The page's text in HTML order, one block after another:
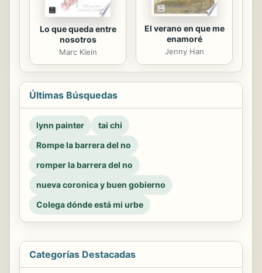
Lo que queda entre
nosotros
Marc Klein
El verano en que me
enamoré
Jenny Han
Últimas Búsquedas
lynn painter
tai chi
Rompe la barrera del no
romper la barrera del no
nueva coronica y buen gobierno
Colega dónde está mi urbe
Categorías Destacadas